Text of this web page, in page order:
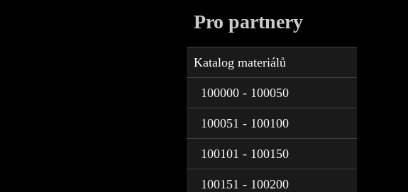
Pro partnery
Katalog materiálů
100000 - 100050
100051 - 100100
100101 - 100150
100151 - 100200